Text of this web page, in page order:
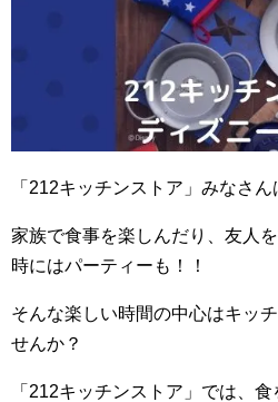
「 212キッチンストア」みなさん
家族で食事を楽しんだり、友人
時にはパーティーも！！
そんな楽しい時間の中心はキッ
せんか？
「 212キッチンストア」では、